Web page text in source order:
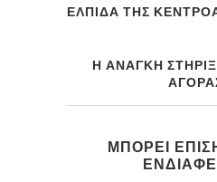
ΕΛΠΙΔΑ ΤΗΣ
Η ΑΝΑΓΚΗ
ΜΠΟΡΕΙ